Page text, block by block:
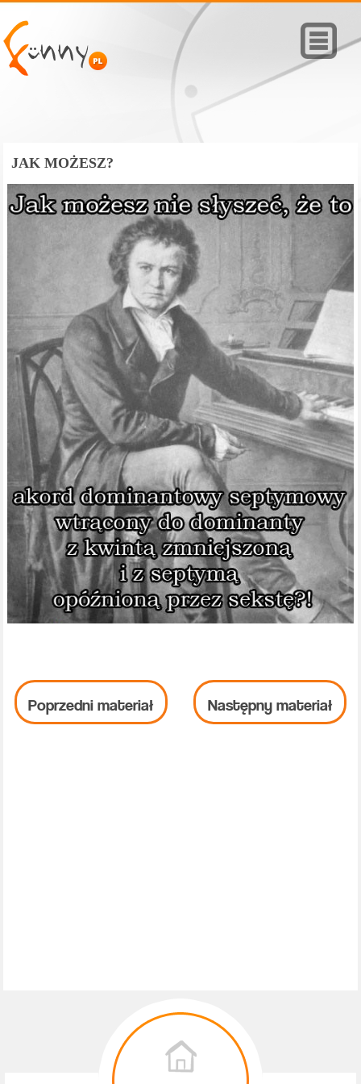
JAK MOŻESZ?
Poprzedni materiał Następny materiał